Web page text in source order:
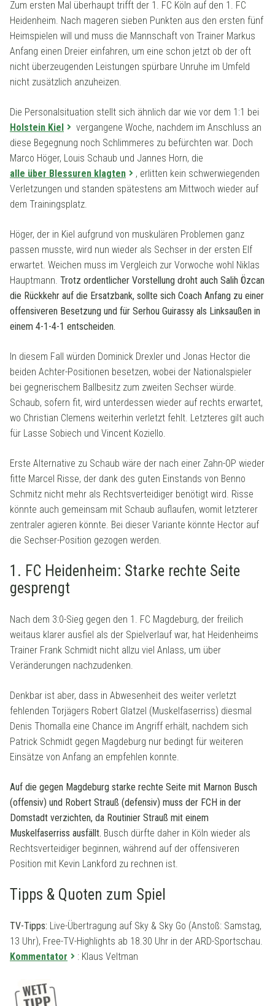
Zum ersten Mal überhaupt trifft der 1. FC Köln auf den 1. FC
Heidenheim. Nach mageren sieben Punkten aus den ersten fünf
Heimspielen will und muss die Mannschaft von Trainer Markus
Anfang einen Dreier einfahren, um eine schon jetzt ob der oft
nicht überzeugenden Leistungen spürbare Unruhe im Umfeld
nicht zusätzlich anzuheizen.
Die Personalsituation stellt sich ähnlich dar wie vor dem 1:1 bei
Holstein Kiel
vergangene Woche, nachdem im Anschluss an
diese Begegnung noch Schlimmeres zu befürchten war. Doch
Marco Höger, Louis Schaub und Jannes Horn, die
alle über Blessuren klagten
, erlitten kein schwerwiegenden
Verletzungen und standen spätestens am Mittwoch wieder auf
dem Trainingsplatz.
Höger, der in Kiel aufgrund von muskulären Problemen ganz
passen musste, wird nun wieder als Sechser in der ersten Elf
erwartet. Weichen muss im Vergleich zur Vorwoche wohl Niklas
Hauptmann. Trotz ordentlicher Vorstellung droht auch Salih Özcan
die Rückkehr auf die Ersatzbank, sollte sich Coach Anfang zu einer
offensiveren Besetzung und für Serhou Guirassy als Linksaußen in
einem 4-1-4-1 entscheiden.
In diesem Fall würden Dominick Drexler und Jonas Hector die
beiden Achter-Positionen besetzen, wobei der Nationalspieler
bei gegnerischem Ballbesitz zum zweiten Sechser würde.
Schaub, sofern fit, wird unterdessen wieder auf rechts erwartet,
wo Christian Clemens weiterhin verletzt fehlt. Letzteres gilt auch
für Lasse Sobiech und Vincent Koziello.
Erste Alternative zu Schaub wäre der nach einer Zahn-OP wieder
fitte Marcel Risse, der dank des guten Einstands von Benno
Schmitz nicht mehr als Rechtsverteidiger benötigt wird. Risse
könnte auch gemeinsam mit Schaub auflaufen, womit letzterer
zentraler agieren könnte. Bei dieser Variante könnte Hector auf
die Sechser-Position gezogen werden.
1. FC Heidenheim: Starke rechte Seite
gesprengt
Nach dem 3:0-Sieg gegen den 1. FC Magdeburg, der freilich
weitaus klarer ausfiel als der Spielverlauf war, hat Heidenheims
Trainer Frank Schmidt nicht allzu viel Anlass, um über
Veränderungen nachzudenken.
Denkbar ist aber, dass in Abwesenheit des weiter verletzt
fehlenden Torjägers Robert Glatzel (Muskelfaserriss) diesmal
Denis Thomalla eine Chance im Angriff erhält, nachdem sich
Patrick Schmidt gegen Magdeburg nur bedingt für weiteren
Einsätze von Anfang an empfehlen konnte.
Auf die gegen Magdeburg starke rechte Seite mit Marnon Busch
(offensiv) und Robert Strauß (defensiv) muss der FCH in der
Domstadt verzichten, da Routinier Strauß mit einem
Muskelfaserriss ausfällt. Busch dürfte daher in Köln wieder als
Rechtsverteidiger beginnen, während auf der offensiveren
Position mit Kevin Lankford zu rechnen ist.
Tipps & Quoten zum Spiel
TV-Tipps: Live-Übertragung auf Sky & Sky Go (Anstoß: Samstag,
13 Uhr), Free-TV-Highlights ab 18.30 Uhr in der ARD-Sportschau.
Kommentator
: Klaus Veltman